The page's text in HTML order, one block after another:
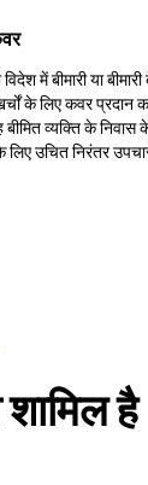
में बीमारी या
के लिए कवर
व्यक्ति के निवास
के लिए उचित निरंतर
है